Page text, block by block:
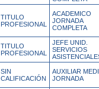
TITULO
PROFESIONAL
ACADEMICO
JORNADA
COMPLETA
TITULO
PROFESIONAL
JEFE UNID.
SERVICIOS
SIN
CALIFICACIÓN
AUXILIAR
JORNADA